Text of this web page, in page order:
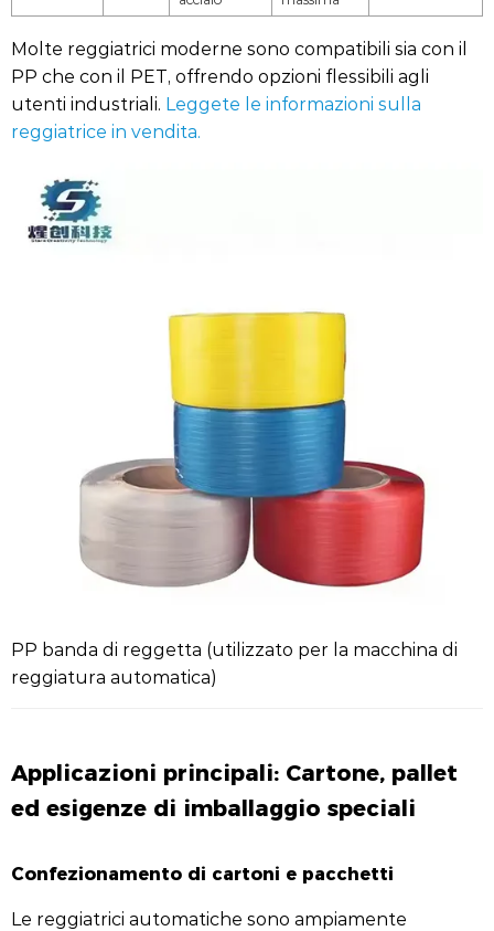
Molte reggiatrici moderne sono compatibili sia con il
PP che con il PET, offrendo opzioni flessibili agli
utenti industriali. Leggete le informazioni sulla
reggiatrice in vendita.
PP banda di reggetta (utilizzato per la macchina di
reggiatura automatica)
Applicazioni principali: Cartone, pallet
ed esigenze di imballaggio speciali
Confezionamento di cartoni e pacchetti
Le reggiatrici automatiche sono ampiamente